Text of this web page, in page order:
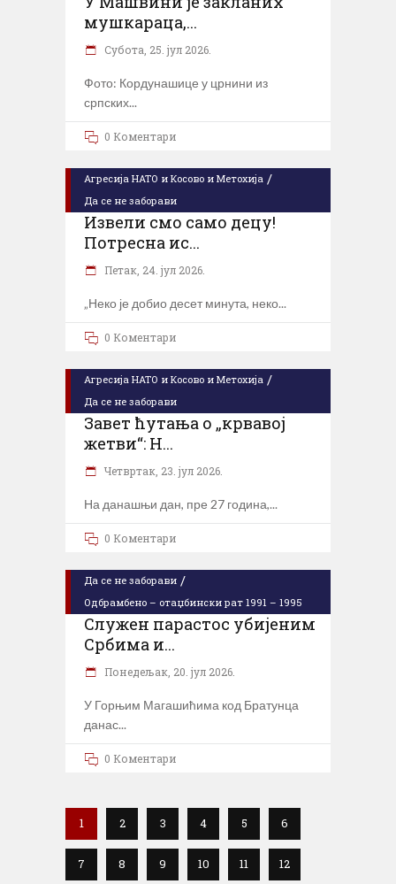
мушкараца,...
Субота, 25. јул 2026.
Фото: Кордунашице у црнини из
српских
0 Коментари
Агресија НАТО и Косово и Метохија /
Да се не заборави
Извели смо само децу!
Потресна ис...
Петак, 24. јул 2026.
„Неко је добио десет минута, неко
0 Коментари
Агресија НАТО и Косово и Метохија /
Да се не заборави
Завет ћутања о „крвавој
жетви“: Н...
Четвртак, 23. јул 2026.
На данашњи дан, пре 27 година,
0 Коментари
Да се не заборави /
Одбрамбено – отаџбински рат 1991 – 1995
Служен парастос убијеним
Србима и...
Понедељак, 20. јул 2026.
У Горњим Магашићима код Братунца
данас
0 Коментари
1 2 3 4 5 6
7 8 9 10 11 12